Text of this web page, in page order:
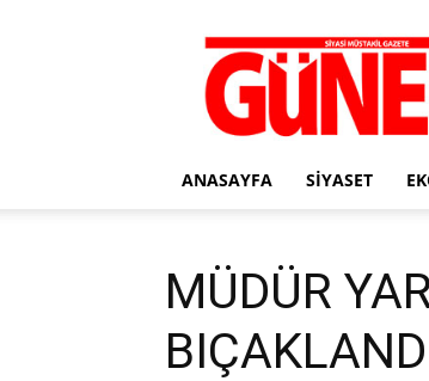
Gazete
Güney
ANASAYFA SIYASET
MÜDÜR